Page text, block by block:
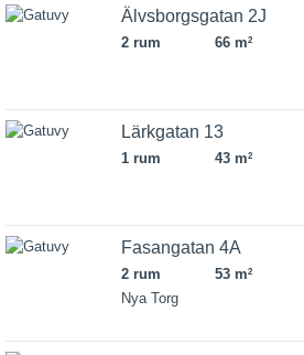
Älvsborgsgatan 2J
2 rum 66 m2
Lärkgatan 13
1 rum 43 m2
Fasangatan 4A
2 rum 53 m2
Nya Torg